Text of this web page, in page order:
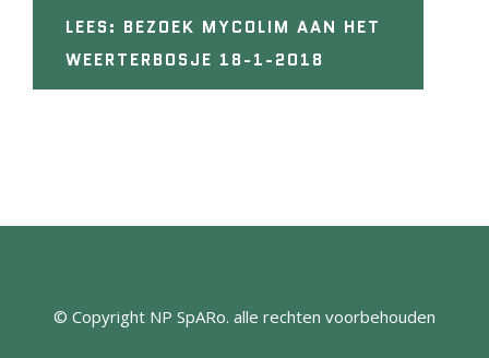
LEES: BEZOEK MYCOLIM AAN HET
WEERTERBOSJE 18-1-2018
© Copyright NP SpARo. alle rechten voorbehouden